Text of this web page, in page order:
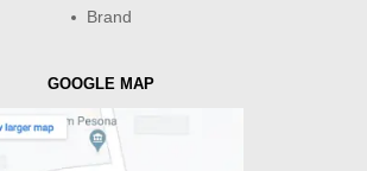
Brand
GOOGLE MAP